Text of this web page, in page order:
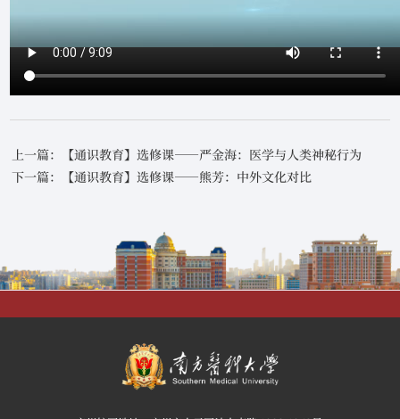
上一篇：【通识教育】选修课——严金海：医学与人类神秘行为
下一篇：【通识教育】选修课——熊芳：中外文化对比